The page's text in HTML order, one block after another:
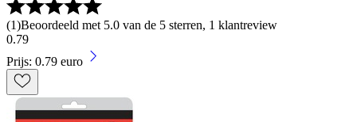
(1)Beoordeeld met 5.0 van de 5 sterren, 1 klantreview
0.79
Prijs: 0.79 euro